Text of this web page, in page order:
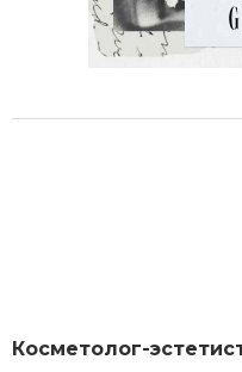
Косметолог-